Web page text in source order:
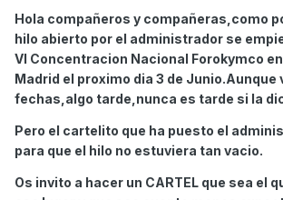
Hola compañeros y compañeras,como
hilo abierto por el administrador se
VI Concentracion Nacional Forokymco
Madrid el proximo dia 3 de Junio.Aunque
fechas,algo tarde,nunca es tarde si la
Pero el cartelito que ha puesto el
para que el hilo no estuviera tan vacio.
Os invito a hacer un CARTEL que sea el